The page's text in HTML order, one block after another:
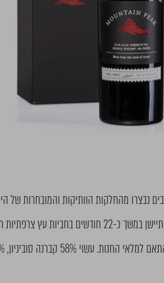
נבצרו מהחלקות הוותיקות והמובחרות של
מהחביות הטובות ביותר. היין התיישן במשך כ-22